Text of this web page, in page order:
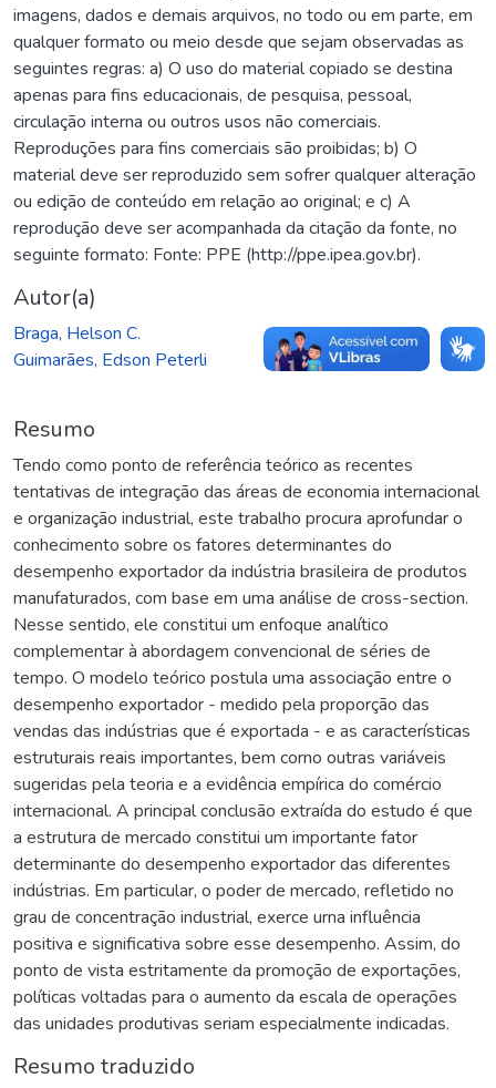
imagens, dados e demais arquivos, no todo ou em parte, em
qualquer formato ou meio desde que sejam observadas as
seguintes regras: a) O uso do material copiado se destina
apenas para fins educacionais, de pesquisa, pessoal,
circulação interna ou outros usos não comerciais.
Reproduções para fins comerciais são proibidas; b) O
material deve ser reproduzido sem sofrer qualquer alteração
ou edição de conteúdo em relação ao original; e c) A
reprodução deve ser acompanhada da citação da fonte, no
seguinte formato: Fonte: PPE (http://ppe.ipea.gov.br).
Autor(a)
Braga, Helson C.
Guimarães, Edson Peterli
Resumo
Tendo como ponto de referência teórico as recentes
tentativas de integração das áreas de economia internacional
e organização industrial, este trabalho procura aprofundar o
conhecimento sobre os fatores determinantes do
desempenho exportador da indústria brasileira de produtos
manufaturados, com base em uma análise de cross-section.
Nesse sentido, ele constitui um enfoque analítico
complementar à abordagem convencional de séries de
tempo. O modelo teórico postula uma associação entre o
desempenho exportador - medido pela proporção das
vendas das indústrias que é exportada - e as características
estruturais reais importantes, bem corno outras variáveis
sugeridas pela teoria e a evidência empírica do comércio
internacional. A principal conclusão extraída do estudo é que
a estrutura de mercado constitui um importante fator
determinante do desempenho exportador das diferentes
indústrias. Em particular, o poder de mercado, refletido no
grau de concentração industrial, exerce urna influência
positiva e significativa sobre esse desempenho. Assim, do
ponto de vista estritamente da promoção de exportações,
políticas voltadas para o aumento da escala de operações
das unidades produtivas seriam especialmente indicadas.
Resumo traduzido